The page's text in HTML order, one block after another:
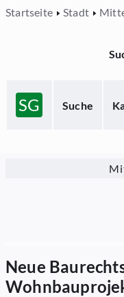
Startseite Stadt
SG Suche
Neue